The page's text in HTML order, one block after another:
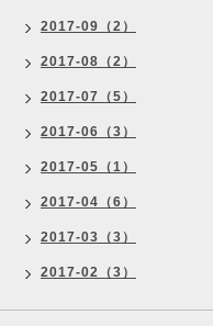
2017-09（2）
2017-08（2）
2017-07（5）
2017-06（3）
2017-05（1）
2017-04（6）
2017-03（3）
2017-02（3）